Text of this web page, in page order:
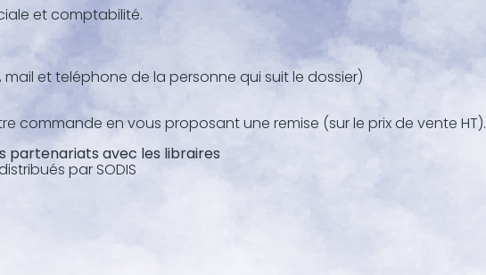
et comptabilité.
et teléphone de la personne qui suit le dossier)
commande en vous proposant une remise (sur le prix de vente HT).
partenariats avec les libraires
par SODIS